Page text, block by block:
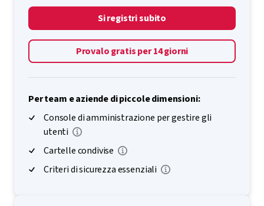
Si registri subito
Provalo gratis per 14 giorni
Per team e aziende di piccole dimensioni:
Console di amministrazione per gestire gli
utenti
Cartelle condivise
Criteri di sicurezza essenziali